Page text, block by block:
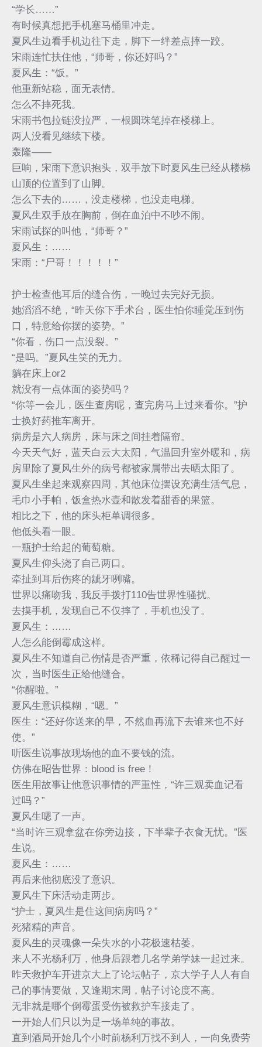
“学长……”
有时候真想把手机塞马桶里冲走。
夏风生边看手机边往下走，脚下一绊差点摔一跤。
宋雨连忙扶住他，“师哥，你还好吗？”
夏风生：“饭。”
他重新站稳，面无表情。
怎么不摔死我。
宋雨书包拉链没拉严，一根圆珠笔掉在楼梯上。
两人没看见继续下楼。
轰隆——
巨响，宋雨下意识抱头，双手放下时夏风生已经从楼梯
山顶的位置到了山脚。
怎么下去的……，没走楼梯，也没走电梯。
夏风生双手放在胸前，倒在血泊中不吵不闹。
宋雨试探的叫他，“师哥？”
夏风生：……
宋雨：“尸哥！！！！！”
护士检查他耳后的缝合伤，一晚过去完好无损。
她滔滔不绝，“昨天你下手术台，医生怕你睡觉压到伤
口，特意给你摆的姿势。”
“你看，伤口一点没裂。”
“是吗。”夏风生笑的无力。
躺在床上or2
就没有一点体面的姿势吗？
“你等一会儿，医生查房呢，查完房马上过来看你。”护
士换好药推车离开。
病房是六人病房，床与床之间挂着隔帘。
今天天气好，蓝天白云大太阳，气温回升室外暖和，病
房里除了夏风生外的病号都被家属带出去晒太阳了。
夏风生坐起来观察四周，其他床位摆设充满生活气息，
毛巾小手帕，饭盒热水壶和散发着甜香的果篮。
相比之下，他的床头柜单调很多。
他低头看一眼。
一瓶护士给起的葡萄糖。
夏风生仰头浇了自己两口。
牵扯到耳后伤疼的龇牙咧嘴。
世界以痛吻我，我反手拨打110告世界性骚扰。
去摸手机，发现自己不仅摔了，手机也没了。
夏风生：……
人怎么能倒霉成这样。
夏风生不知道自己伤情是否严重，依稀记得自己醒过一
次，当时医生正给他缝合。
“你醒啦。”
夏风生意识模糊，“嗯。”
医生：“还好你送来的早，不然血再流下去谁来也不好
使。”
听医生说事故现场他的血不要钱的流。
仿佛在昭告世界：blood is free！
医生用故事让他意识事情的严重性，“许三观卖血记看
过吗？”
夏风生嗯了一声。
“当时许三观拿盆在你旁边接，下半辈子衣食无忧。”医
生说。
夏风生：……
再后来他彻底没了意识。
夏风生下床活动走两步。
“护士，夏风生是住这间病房吗？”
死猪精的声音。
夏风生的灵魂像一朵失水的小花极速枯萎。
来人不光杨利万，他身后跟着几名学弟学妹一起过来。
昨天救护车开进京大上了论坛帖子，京大学子人人有自
己的事情要做，又逢期末周，帖子讨论度不高。
无非就是哪个倒霉蛋受伤被救护车接走了。
一开始人们只以为是一场单纯的事故。
直到酒局开始几个小时前杨利万找不到人，一向免费劳